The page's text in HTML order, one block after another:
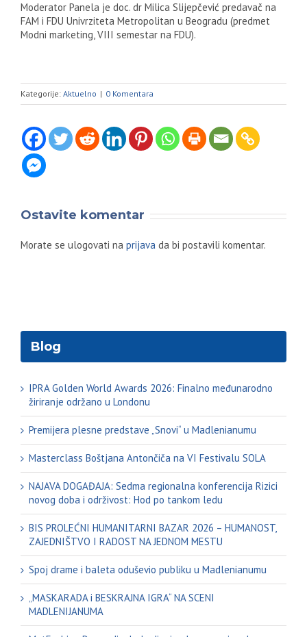
Moderator Panela je doc. dr Milica Slijepčević predavač na
FAM i FDU Univrziteta Metropolitan u Beogradu (predmet
Modni marketing, VIII semestar na FDU).
Kategorije: Aktuelno | 0 Komentara
Ostavite komentar
Morate se ulogovati na prijava da bi postavili komentar.
Blog
IPRA Golden World Awards 2026: Finalno međunarodno
žiriranje održano u Londonu
Premijera plesne predstave „Snovi“ u Madlenianumu
Masterclass Boštjana Antončiča na VI Festivalu SOLA
NAJAVA DOGAĐAJA: Sedma regionalna konferencija Rizici
novog doba i održivost: Hod po tankom ledu
BIS PROLEĆNI HUMANITARNI BAZAR 2026 – HUMANOST,
ZAJEDNIŠTVO I RADOST NA JEDNOM MESTU
Spoj drame i baleta oduševio publiku u Madlenianumu
„MASKARADA i BESKRAJNA IGRA“ NA SCENI
MADLENIJANUMA